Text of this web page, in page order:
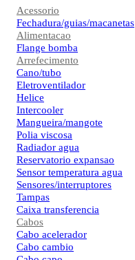
Acessorio
Fechadura/guias/macanetas
Alimentacao
Flange bomba
Arrefecimento
Cano/tubo
Eletroventilador
Helice
Intercooler
Mangueira/mangote
Polia viscosa
Radiador agua
Reservatorio expansao
Sensor temperatura agua
Sensores/interruptores
Tampas
Caixa transferencia
Cabos
Cabo acelerador
Cabo cambio